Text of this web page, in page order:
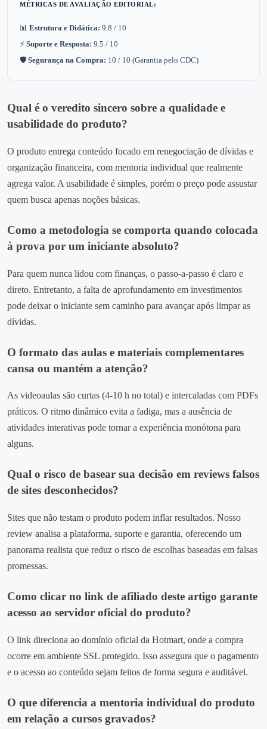
MÉTRICAS DE AVALIAÇÃO EDITORIAL:
📊 Estrutura e Didática: 9.8 / 10
⚡ Suporte e Resposta: 9.5 / 10
🛡️ Segurança na Compra: 10 / 10 (Garantia pelo CDC)
Qual é o veredito sincero sobre a qualidade e
usabilidade do produto?
O produto entrega conteúdo focado em renegociação de dívidas e
organização financeira, com mentoria individual que realmente
agrega valor. A usabilidade é simples, porém o preço pode assustar
quem busca apenas noções básicas.
Como a metodologia se comporta quando colocada
à prova por um iniciante absoluto?
Para quem nunca lidou com finanças, o passo‑a‑passo é claro e
direto. Entretanto, a falta de aprofundamento em investimentos
pode deixar o iniciante sem caminho para avançar após limpar as
dívidas.
O formato das aulas e materiais complementares
cansa ou mantém a atenção?
As videoaulas são curtas (4‑10 h no total) e intercaladas com PDFs
práticos. O ritmo dinâmico evita a fadiga, mas a ausência de
atividades interativas pode tornar a experiência monótona para
alguns.
Qual o risco de basear sua decisão em reviews falsos
de sites desconhecidos?
Sites que não testam o produto podem inflar resultados. Nosso
review analisa a plataforma, suporte e garantia, oferecendo um
panorama realista que reduz o risco de escolhas baseadas em falsas
promessas.
Como clicar no link de afiliado deste artigo garante
acesso ao servidor oficial do produto?
O link direciona ao domínio oficial da Hotmart, onde a compra
ocorre em ambiente SSL protegido. Isso assegura que o pagamento
e o acesso ao conteúdo sejam feitos de forma segura e auditável.
O que diferencia a mentoria individual do produto
em relação a cursos gravados?